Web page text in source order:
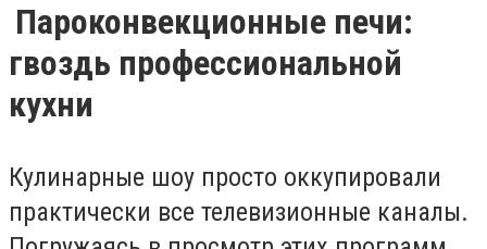
Пароконвекционные печи:
гвоздь профессиональной
кухни
Кулинарные шоу просто оккупировали
практически все телевизионные каналы.